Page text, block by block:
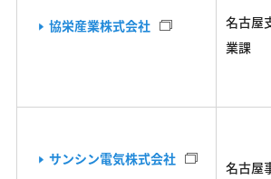
協栄産業株式会社
名古屋
業課
サンシン電気株式会社 名古屋